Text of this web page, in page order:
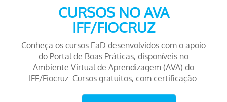
CURSOS NO AVA
IFF/FIOCRUZ
Conheça os cursos EaD desenvolvidos com o apoio
do Portal de Boas Práticas, disponíveis no
Ambiente Virtual de Aprendizagem (AVA) do
IFF/Fiocruz. Cursos gratuitos, com certificação.